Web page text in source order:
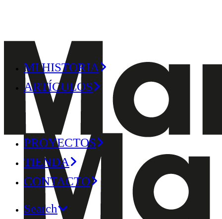
MI HISTORIA
ARTÍCULOS
PROYECTOS
TIENDA
CONTACTO
Search